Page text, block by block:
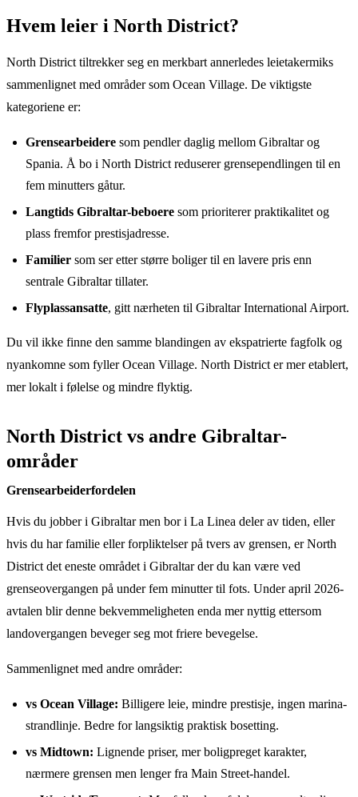
Hvem leier i North District?
North District tiltrekker seg en merkbart annerledes leietakermiks
sammenlignet med områder som Ocean Village. De viktigste
kategoriene er:
Grensearbeidere som pendler daglig mellom Gibraltar og
Spania. Å bo i North District reduserer grensependlingen til en
fem minutters gåtur.
Langtids Gibraltar-beboere som prioriterer praktikalitet og
plass fremfor prestisjadresse.
Familier som ser etter større boliger til en lavere pris enn
sentrale Gibraltar tillater.
Flyplassansatte, gitt nærheten til Gibraltar International Airport.
Du vil ikke finne den samme blandingen av ekspatrierte fagfolk og
nyankomne som fyller Ocean Village. North District er mer etablert,
mer lokalt i følelse og mindre flyktig.
North District vs andre Gibraltar-
områder
Grensearbeiderfordelen
Hvis du jobber i Gibraltar men bor i La Linea deler av tiden, eller
hvis du har familie eller forpliktelser på tvers av grensen, er North
District det eneste området i Gibraltar der du kan være ved
grenseovergangen på under fem minutter til fots. Under april 2026-
avtalen blir denne bekvemmeligheten enda mer nyttig ettersom
landovergangen beveger seg mot friere bevegelse.
Sammenlignet med andre områder:
vs Ocean Village: Billigere leie, mindre prestisje, ingen marina-
strandlinje. Bedre for langsiktig praktisk bosetting.
vs Midtown: Lignende priser, mer boligpreget karakter,
nærmere grensen men lenger fra Main Street-handel.